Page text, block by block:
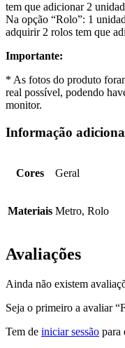
tem que adicionar 2
Na opção “Rolo”: 1
adquirir 2 rolos tem que
Importante:
* As fotos do produto
real possível, podendo
monitor.
Informação
Cores Geral
Materiais Metro, Rolo
Avaliações
Ainda não existem
Seja o primeiro a avaliar
Tem de iniciar sessão para